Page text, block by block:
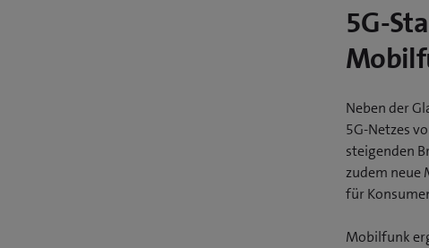
5G-
Neben der
5G-Netzes
steigenden
zudem neue
für
Mobilfunk